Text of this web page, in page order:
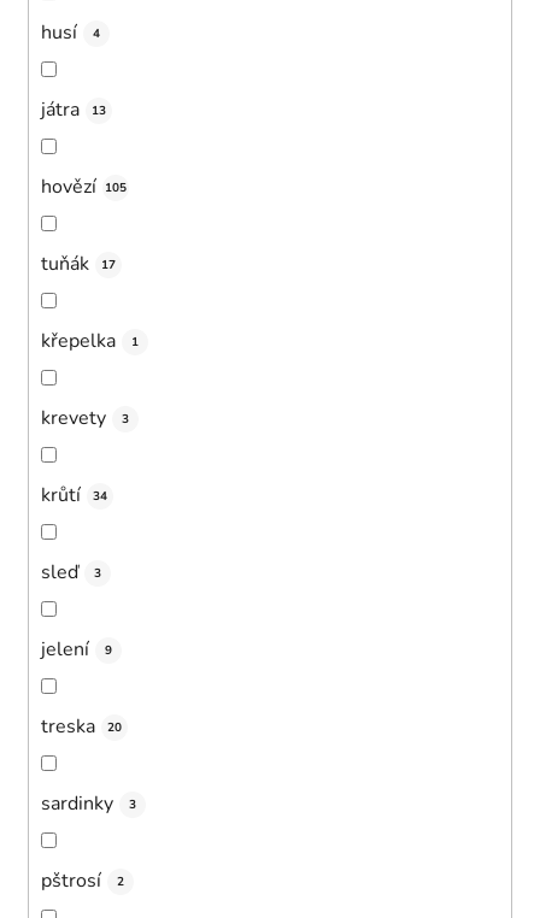
husí 4
játra 13
hovězí 105
tuňák 17
křepelka 1
krevety 3
krůtí 34
sleď 3
jelení 9
treska 20
sardinky 3
pštrosí 2